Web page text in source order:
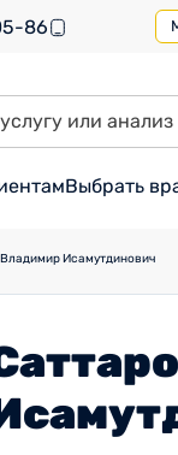
86
Выбрать
Исамутдинович